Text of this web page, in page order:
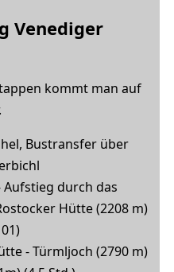
Venediger
kommt man auf
Bustransfer über
Aufstieg durch das
Hütte (2208 m)
- Türmljoch (2790 m)